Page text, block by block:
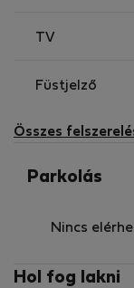
TV
Füstjelző
Összes
Parkolás
Nincs
Hol fog lakni